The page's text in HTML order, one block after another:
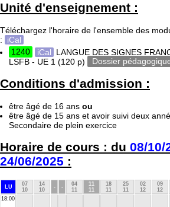
Unité d'enseignement :
Téléchargez l'horaire de l'ensemble des
:
iCal
1240
iCal
LANGUE DES SIGNES
LSFB - UE 1 (120 p) Dossier
Conditions d'admission :
être âgé de 16 ans ou
être âgé de 15 ans et avoir suivi deux
Secondaire de plein exercice
Horaire de cours : du 08/10/
24/06/2025 :
LU
07
10
14
10
- -
04
11
11
11
18
11
25
11
02
12
09
12
18:00